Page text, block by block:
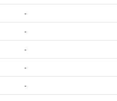
-
-
-
-
-